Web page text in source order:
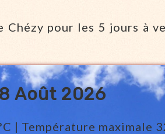
Chézy pour les 5 jours à
Août 2026
| Température maximale